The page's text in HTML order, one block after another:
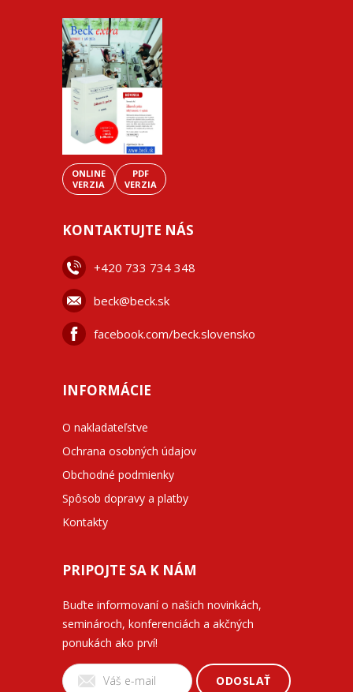
ONLINE
VERZIA
PDF
VERZIA
KONTAKTUJTE NÁS
+420 733 734 348
beck@beck.sk
facebook.com/beck.slovensko
INFORMÁCIE
O nakladateľstve
Ochrana osobných údajov
Obchodné podmienky
Spôsob dopravy a platby
Kontakty
PRIPOJTE SA K NÁM
Buďte informovaní o našich novinkách,
seminároch, konferenciách a akčných
ponukách ako prví!
ODOSLAŤ